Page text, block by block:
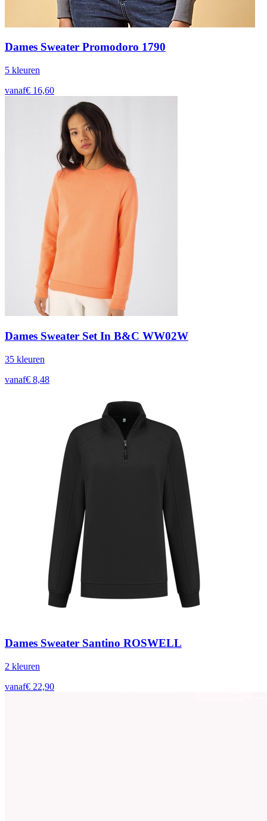
Dames Sweater Promodoro 1790
5 kleuren
vanaf€ 16,60
Dames Sweater Set In B&C WW02W
35 kleuren
vanaf€ 8,48
Dames Sweater Santino ROSWELL
2 kleuren
vanaf€ 22,90